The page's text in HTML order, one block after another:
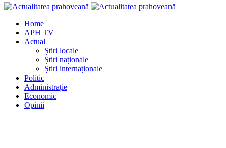
Home
APH TV
Actual
Știri locale
Știri naționale
Știri internaționale
Politic
Administrație
Economic
Opinii